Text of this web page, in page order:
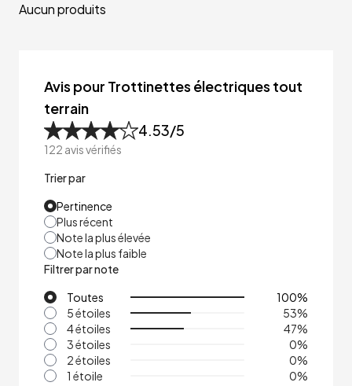
Aucun produits
Avis pour Trottinettes électriques tout
terrain
4.53/5
122 avis vérifiés
Trier par
Pertinence
Plus récent
Note la plus élevée
Note la plus faible
Filtrer par note
Toutes
100%
5 étoiles
53%
4 étoiles
47%
3 étoiles
0%
2 étoiles
0%
1 étoile
0%